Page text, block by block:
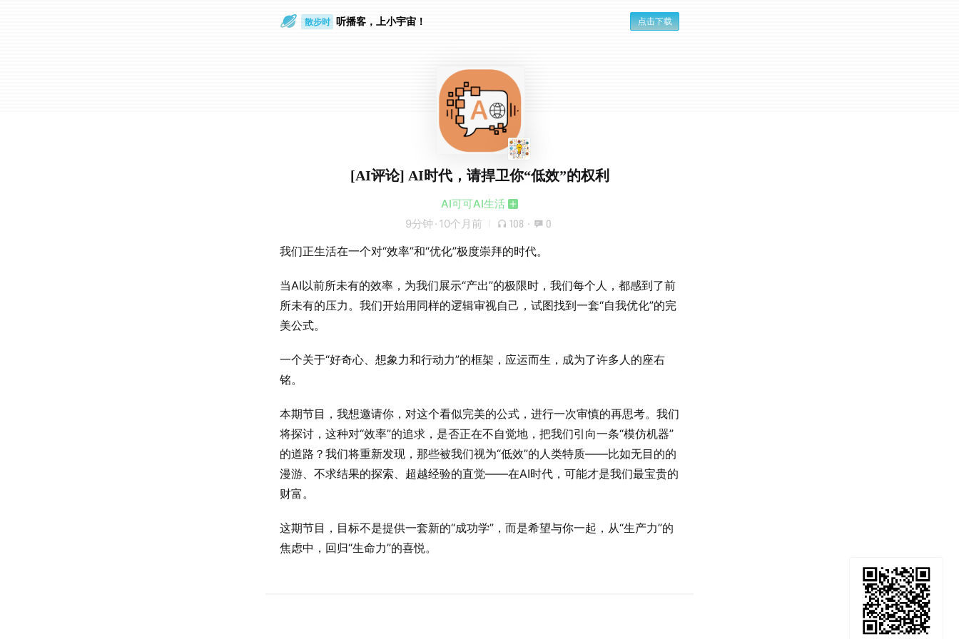
散步时 听播客，上小宇宙！ 点击下载
[AI评论] AI时代，请捍卫你“低效”的权利
AI可可AI生活
9分钟 · 10个月前 108 · 0
我们正生活在一个对“效率”和“优化”极度崇拜的时代。
当AI以前所未有的效率，为我们展示“产出”的极限时，我们每个人，都感到了前
所未有的压力。我们开始用同样的逻辑审视自己，试图找到一套“自我优化”的完
美公式。
一个关于“好奇心、想象力和行动力”的框架，应运而生，成为了许多人的座右
铭。
本期节目，我想邀请你，对这个看似完美的公式，进行一次审慎的再思考。我们
将探讨，这种对“效率”的追求，是否正在不自觉地，把我们引向一条“模仿机器”
的道路？我们将重新发现，那些被我们视为“低效”的人类特质——比如无目的的
漫游、不求结果的探索、超越经验的直觉——在AI时代，可能才是我们最宝贵的
财富。
这期节目，目标不是提供一套新的“成功学”，而是希望与你一起，从“生产力”的
焦虑中，回归“生命力”的喜悦。